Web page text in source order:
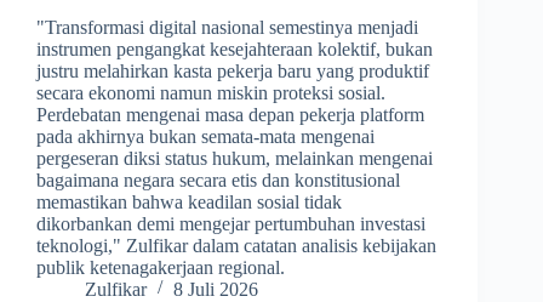
​"Transformasi digital nasional semestinya menjadi
instrumen pengangkat kesejahteraan kolektif, bukan
justru melahirkan kasta pekerja baru yang produktif
secara ekonomi namun miskin proteksi sosial.
Perdebatan mengenai masa depan pekerja platform
pada akhirnya bukan semata-mata mengenai
pergeseran diksi status hukum, melainkan mengenai
bagaimana negara secara etis dan konstitusional
memastikan bahwa keadilan sosial tidak
dikorbankan demi mengejar pertumbuhan investasi
teknologi," Zulfikar dalam catatan analisis kebijakan
publik ketenagakerjaan regional.
Zulfikar
8 Juli 2026